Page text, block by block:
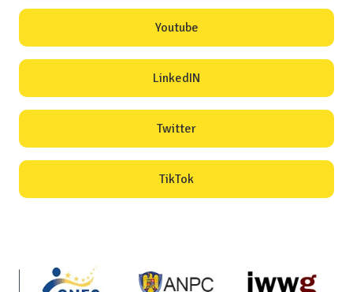
Youtube
LinkedIN
Twitter
TikTok